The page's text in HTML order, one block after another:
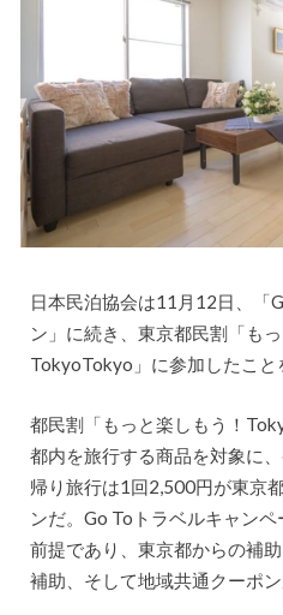
日本民泊協会は11月12日、「
ン」に続き、東京都民割「も
TokyoTokyo」に参加したこと
都民割「もっと楽しもう！
都内を旅行する商品を対象に
帰り旅行は1回2,500円が東京
ンだ。Go Toトラベルキャン
前提であり、東京都からの補
補助、そして地域共通クーポン